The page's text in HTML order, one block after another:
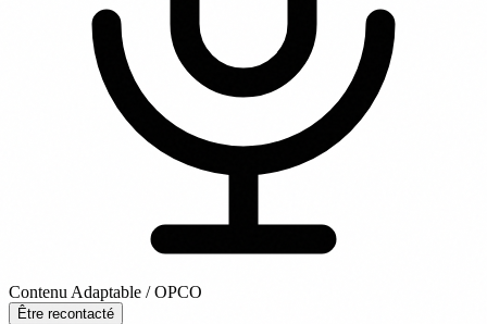
Contenu Adaptable / OPCO
Être recontacté